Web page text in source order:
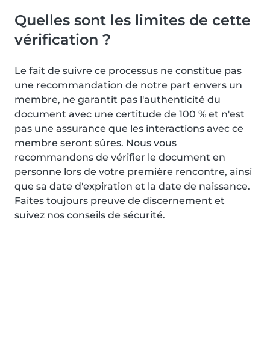
Quelles sont les limites de cette
vérification ?
Le fait de suivre ce processus ne constitue pas
une recommandation de notre part envers un
membre, ne garantit pas l'authenticité du
document avec une certitude de 100 % et n'est
pas une assurance que les interactions avec ce
membre seront sûres. Nous vous
recommandons de vérifier le document en
personne lors de votre première rencontre, ainsi
que sa date d'expiration et la date de naissance.
Faites toujours preuve de discernement et
suivez nos conseils de sécurité.